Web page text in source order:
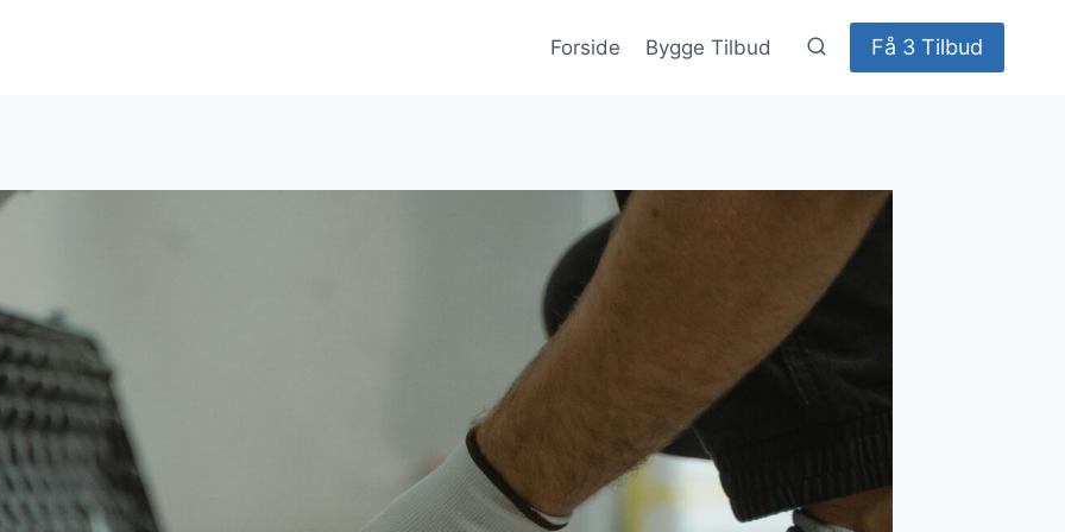
Forside Bygge Tilbud Få 3 Tilbud